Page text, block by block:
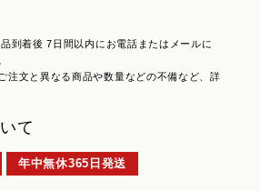
到着後 7日間以内にお電話またはメールに
注文と異なる商品や数量などの不備など、詳
て
年中無休365日発送